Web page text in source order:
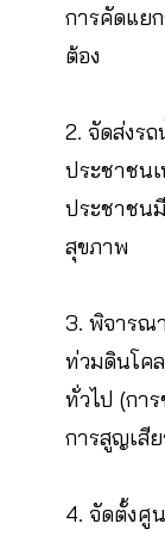
การคัดแย
ต้อง
2. จัดส่งร
ประชาชน
ประชาชน
สุขภาพ
3. พิจารณ
ท่วมดินโค
ทั่วไป (กา
การสูญเสี
4. จัดตั้งศู